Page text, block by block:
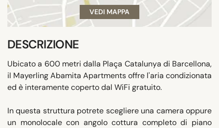
VEDI MAPPA
DESCRIZIONE
Ubicato a 600 metri dalla Plaça Catalunya di Barcellona,
il Mayerling Abamita Apartments offre l'aria condizionata
ed è interamente coperto dal WiFi gratuito.
In questa struttura potrete scegliere una camera oppure
un monolocale con angolo cottura completo di piano